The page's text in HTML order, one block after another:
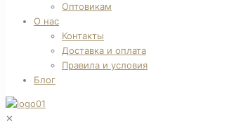
Оптовикам
О нас
Контакты
Доставка и оплата
Правила и условия
Блог
✕